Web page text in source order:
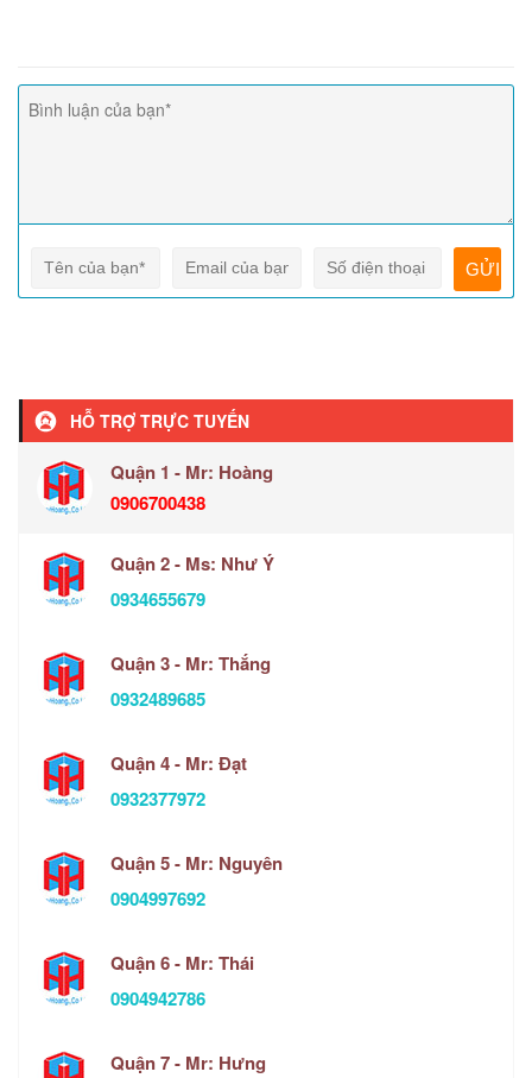
HỖ TRỢ TRỰC TUYẾN
Quận 1 - Mr: Hoàng
0906700438
Quận 2 - Ms: Như Ý
0934655679
Quận 3 - Mr: Thắng
0932489685
Quận 4 - Mr: Đạt
0932377972
Quận 5 - Mr: Nguyên
0904997692
Quận 6 - Mr: Thái
0904942786
Quận 7 - Mr: Hưng